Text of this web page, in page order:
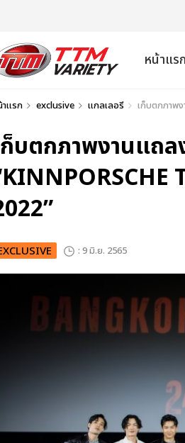
หน้าแรก
แรก exclusive แกลเลอรี เก็บตกภาพ
ก็บตกภาพงานแถล
: 9 มิ.ย. 2565